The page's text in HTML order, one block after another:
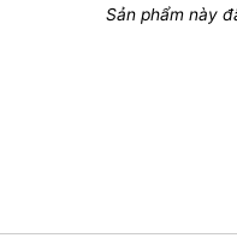
Sản phẩm này